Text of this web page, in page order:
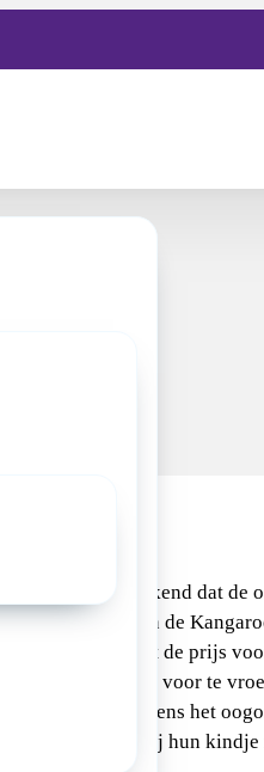
Babies maakt bekend dat de
winnaars zijn van de
ziekenhuis krijgt de prijs
in de zorg voor te
hun baby tijdens het
wiegje, kunnen zij hun